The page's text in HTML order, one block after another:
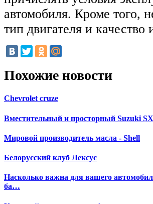
автомобиля. Кроме того,
тип двигателя и
Похожие новости
Chevrolet сruze
Вместительный и просторный Suzuki
Мировой производитель масла - Shell
Белорусский клуб Лексус
Насколько важна для вашего
ба…